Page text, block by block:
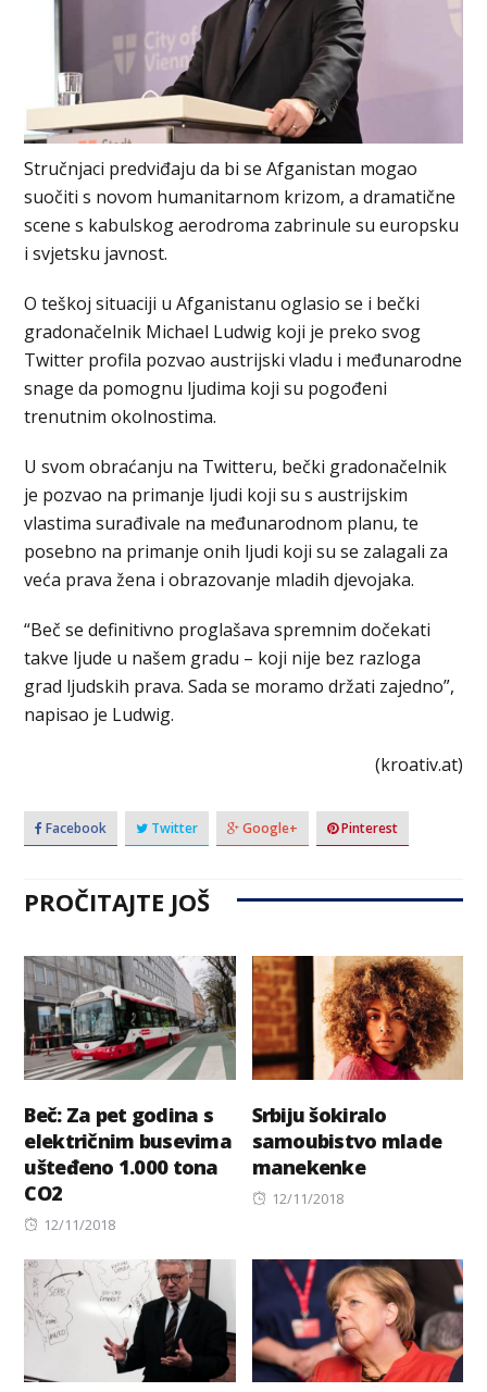
Stručnjaci predviđaju da bi se Afganistan mogao
suočiti s novom humanitarnom krizom, a dramatične
scene s kabulskog aerodroma zabrinule su europsku
i svjetsku javnost.
O teškoj situaciji u Afganistanu oglasio se i bečki
gradonačelnik Michael Ludwig koji je preko svog
Twitter profila pozvao austrijski vladu i međunarodne
snage da pomognu ljudima koji su pogođeni
trenutnim okolnostima.
U svom obraćanju na Twitteru, bečki gradonačelnik
je pozvao na primanje ljudi koji su s austrijskim
vlastima surađivale na međunarodnom planu, te
posebno na primanje onih ljudi koji su se zalagali za
veća prava žena i obrazovanje mladih djevojaka.
“Beč se definitivno proglašava spremnim dočekati
takve ljude u našem gradu – koji nije bez razloga
grad ljudskih prava. Sada se moramo držati zajedno”,
napisao je Ludwig.
(kroativ.at)
Facebook Twitter Google+ Pinterest
PROČITAJTE JOŠ
Beč: Za pet godina s
električnim busevima
ušteđeno 1.000 tona
CO2
Posted
12/11/2018
Srbiju šokiralo
samoubistvo mlade
manekenke
Posted
12/11/2018